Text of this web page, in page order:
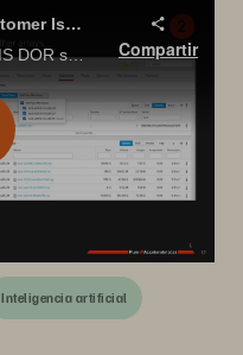
Hear How a Pure Storage Customer Is Using Pure Fusion™ to Wrangle Growth Challenges
Learn how Pure Fusion helps MS DOR scale for 1,800% storage growth with streamlined management, standardization, and secure provisioning
Compartir
Inteligencia artificial